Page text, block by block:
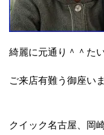
綺麗に元通り＾＾た
ご来店有難う御座い
クイック名古屋、岡